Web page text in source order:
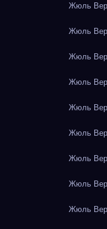
Жюль
Жюль
Жюль
Жюль
Жюль
Жюль
Жюль
Жюль
Жюль